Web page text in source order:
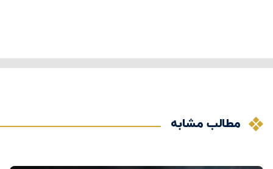
مطالب مشابه